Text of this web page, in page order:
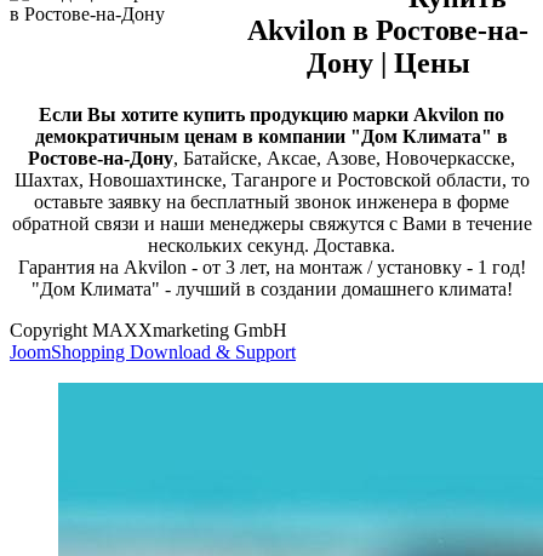
Akvilon в Ростове-на-
Дону | Цены
Если Вы хотите купить продукцию марки Akvilon по
демократичным ценам в компании "Дом Климата" в
Ростове-на-Дону, Батайске, Аксае, Азове, Новочеркасске,
Шахтах, Новошахтинске, Таганроге и Ростовской области, то
оставьте заявку на бесплатный звонок инженера в форме
обратной связи и наши менеджеры свяжутся с Вами в течение
нескольких секунд. Доставка.
Гарантия на Akvilon - от 3 лет, на монтаж / установку - 1 год!
"Дом Климата" - лучший в создании домашнего климата!
Copyright MAXXmarketing GmbH
JoomShopping Download & Support